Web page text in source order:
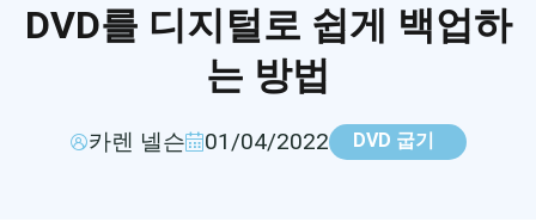
BD-DVD 리퍼
가게
DVD를 디지털로 쉽게 백업하
는 방법
카렌 넬슨 01/04/2022 DVD 굽기